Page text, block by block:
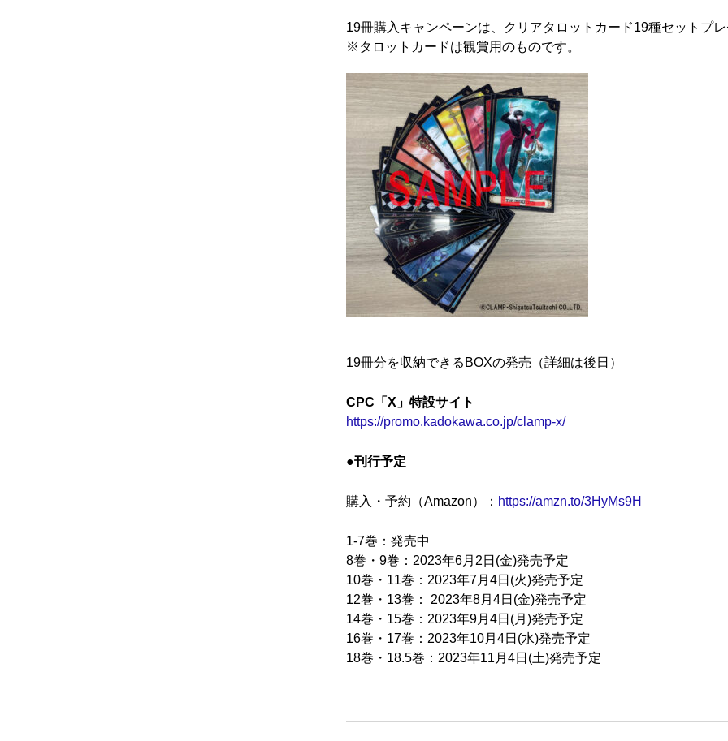
19冊購入キャンペーンは、クリアタロットカード19種セットプ
※タロットカードは観賞用のものです。
19冊分を収納できるBOXの発売（詳細は後日）
CPC「X」特設サイト
https://promo.kadokawa.co.jp/clamp-x/
●刊行予定
購入・予約（Amazon）： https://amzn.to/3HyMs9H
1-7巻：発売中
8巻・9巻：2023年6月2日(金)発売予定
10巻・11巻：2023年7月4日(火)発売予定
12巻・13巻： 2023年8月4日(金)発売予定
14巻・15巻：2023年9月4日(月)発売予定
16巻・17巻：2023年10月4日(水)発売予定
18巻・18.5巻：2023年11月4日(土)発売予定